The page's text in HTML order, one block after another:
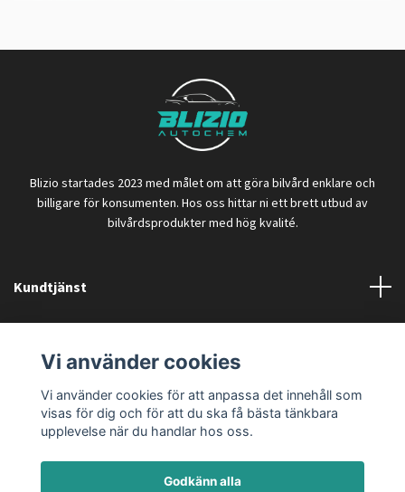
Blizio startades 2023 med målet om att göra bilvård enklare och
billigare för konsumenten. Hos oss hittar ni ett brett utbud av
bilvårdsprodukter med hög kvalité.
Kundtjänst
Vi använder cookies
Vi använder cookies för att anpassa det innehåll som
visas för dig och för att du ska få bästa tänkbara
upplevelse när du handlar hos oss.
Godkänn alla